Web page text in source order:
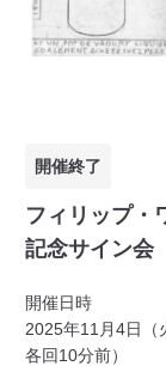
開催終了
フィリップ・
記念サイン会
開催日時
2025年11月4日（
各回10分前）